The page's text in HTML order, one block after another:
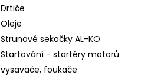
Drtiče
Oleje
Strunové sekačky AL-KO
Startování - startéry motorů
vysavače, foukače